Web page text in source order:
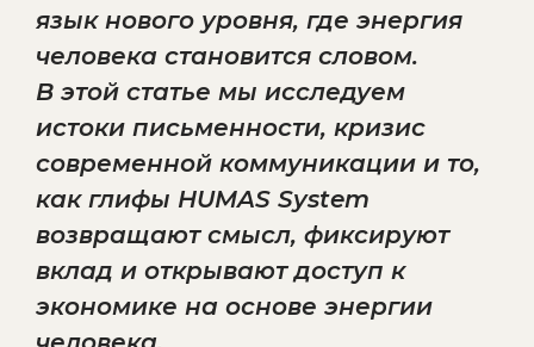
язык нового уровня, где энергия
человека становится словом.
В этой статье мы исследуем
истоки письменности, кризис
современной коммуникации и то,
как глифы HUMAS System
возвращают смысл, фиксируют
вклад и открывают доступ к
экономике на основе энергии